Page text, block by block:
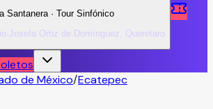
Santanera · Tour Sinfónico
Josefa Ortiz de Domínguez, Querétaro
de México/Ecatepec